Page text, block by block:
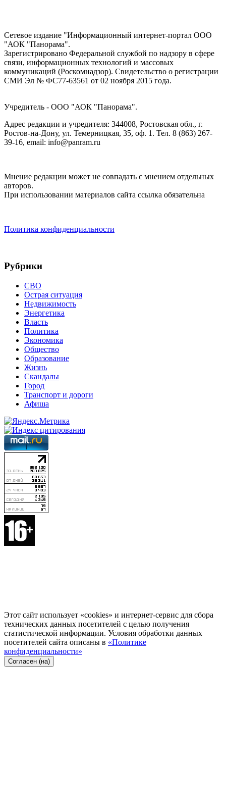
Сетевое издание "Информационный интернет-портал ООО
"АОК "Панорама".
Зарегистрировано Федеральной службой по надзору в сфере
связи, информационных технологий и массовых
коммуникаций (Роскомнадзор). Cвидетельство о регистрации
СМИ Эл № ФС77-63561 от 02 ноября 2015 года.
Учредитель - ООО "АОК "Панорама".
Адрес редакции и учредителя: 344008, Ростовская обл., г.
Ростов-на-Дону, ул. Темерницкая, 35, оф. 1. Тел. 8 (863) 267-
39-16, email: info@panram.ru
Мнение редакции может не совпадать с мнением отдельных
авторов.
При использовании материалов сайта ссылка обязательна
Политика конфиденциальности
Рубрики
СВО
Острая ситуация
Недвижимость
Энергетика
Власть
Политика
Экономика
Общество
Образование
Жизнь
Скандалы
Город
Транспорт и дороги
Афиша
Этот сайт использует «cookies» и интернет-сервис для сбора
технических данных посетителей с целью получения
статистической информации. Условия обработки данных
посетителей сайта описаны в «Политике
конфиденциальности»
Согласен (на)